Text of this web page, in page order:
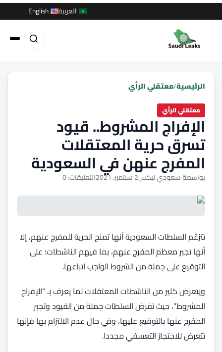
العربية English
الرئيسية/معتقلي الرأي
معتقلي الرأي
الإفراج المشروط.. قيود
تسرق حرية المعتقلات
المفرج عنهن في السعودية
بواسطة سعودي ليكس2 سبتمبر، 2021 التعليقات: 0
تتزعّم السلطات السعودية أنها تمنح الحرية للمفرج عنهم، إلا
أنها تجبر معظم المفرج عنهم، بما فيهم الناشطات؛ على
التوقيع على جملة من الشروط الواجب اتباعها.
ويتعرض كثير من الناشطات المعتقلات لما يعرف بـ “الإفراج
المشروط”، حيث تفرض السلطات جملة من القيود وتجبر
المفرج عنها بالتوقيع عليها، وفي حال عدم الالتزام بها فإنها
تتعرض للاحتجاز التعسفي مجددا.